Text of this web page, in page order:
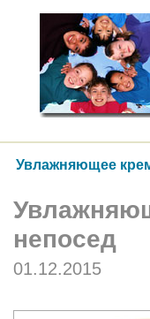
Увлажняющее
непосед
01.12.2015